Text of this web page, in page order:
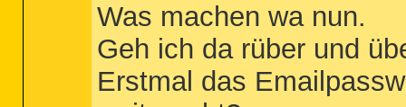
Was machen wa nun.
Geh ich da rüber und
Erstmal das